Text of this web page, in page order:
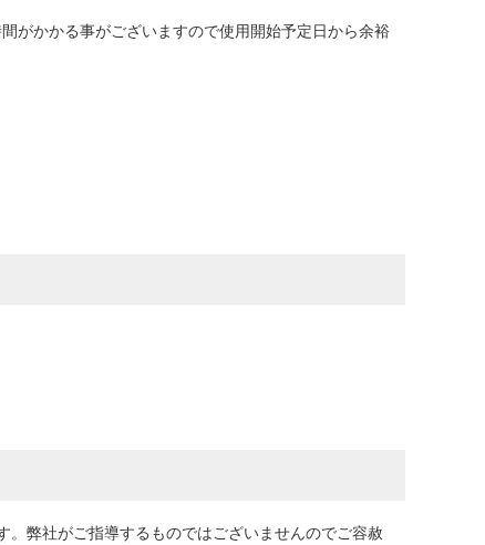
がかかる事がございますので使用開始予定日から余裕
弊社がご指導するものではございませんのでご容赦